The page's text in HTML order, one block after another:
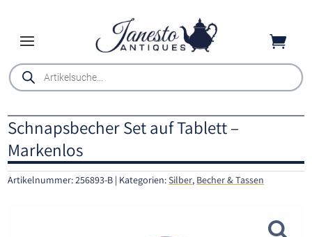

Products
search
Schnapsbecher Set auf Tablett –
Markenlos
Artikelnummer:256893-B Kategorien:Silber, Becher & Tassen